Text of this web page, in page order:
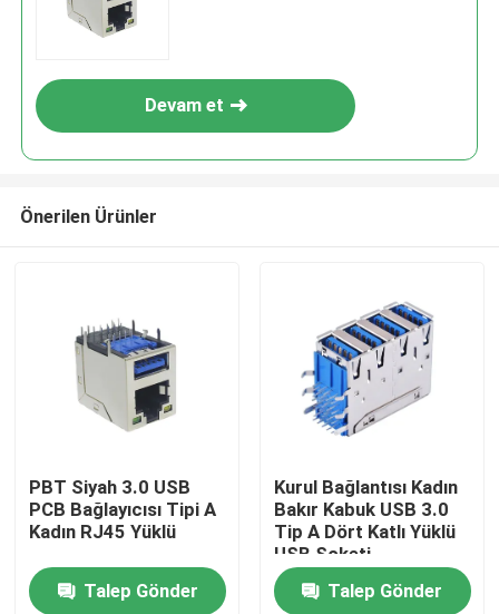
Ev
Devam et
Önerilen Ürünler
PBT Siyah 3.0 USB
PCB Bağlayıcısı Tipi A
Kadın RJ45 Yüklü
Talep Gönder
Kurul Bağlantısı Kadın
Bakır Kabuk USB 3.0
Tip A Dört Katlı Yüklü
USB Soketi
Talep Gönder